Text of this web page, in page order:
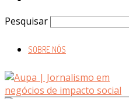
Pesquisar
SOBRE NÓS